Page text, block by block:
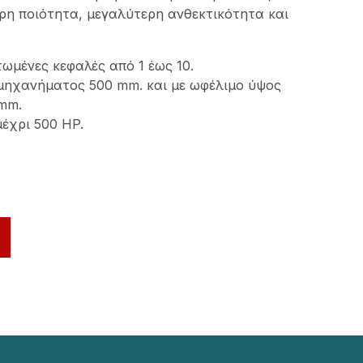
ποιότητα, μεγαλύτερη ανθεκτικότητα και
κεφαλές από 1 έως 10.
500 mm. και με ωφέλιμο ύψος
500 HP.